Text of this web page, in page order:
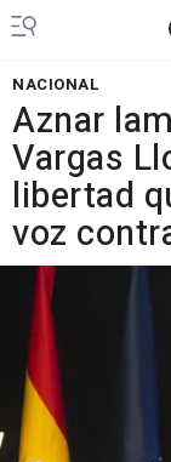
NACIONAL
Aznar
Vargas
libertad
voz